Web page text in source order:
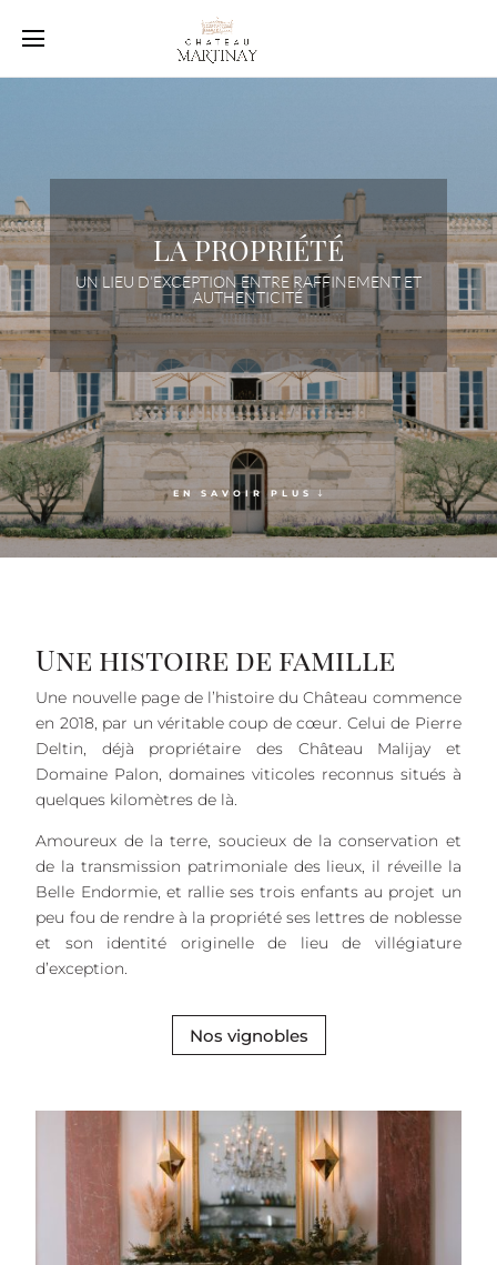
Mariages & Événements privés
Sport & Bien-être
Les alentours
LA PROPRIÉTÉ
UN LIEU D’EXCEPTION ENTRE RAFFINEMENT ET
AUTHENTICITÉ
EN SAVOIR PLUS
Une histoire de famille
Une nouvelle page de l’histoire du Château commence
en 2018, par un véritable coup de cœur. Celui de Pierre
Deltin, déjà propriétaire des Château Malijay et
Domaine Palon, domaines viticoles reconnus situés à
quelques kilomètres de là.
Amoureux de la terre, soucieux de la conservation et
de la transmission patrimoniale des lieux, il réveille la
Belle Endormie, et rallie ses trois enfants au projet un
peu fou de rendre à la propriété ses lettres de noblesse
et son identité originelle de lieu de villégiature
d’exception.
Nos vignobles